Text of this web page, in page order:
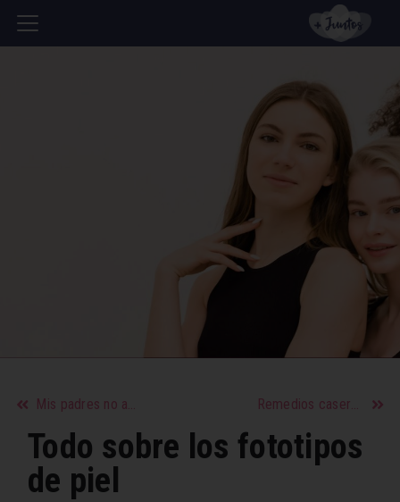
Mis padres no aceptan a mi pareja Remedios caseros para hidratar la piel de forma natural
Todo sobre los fototipos
de piel